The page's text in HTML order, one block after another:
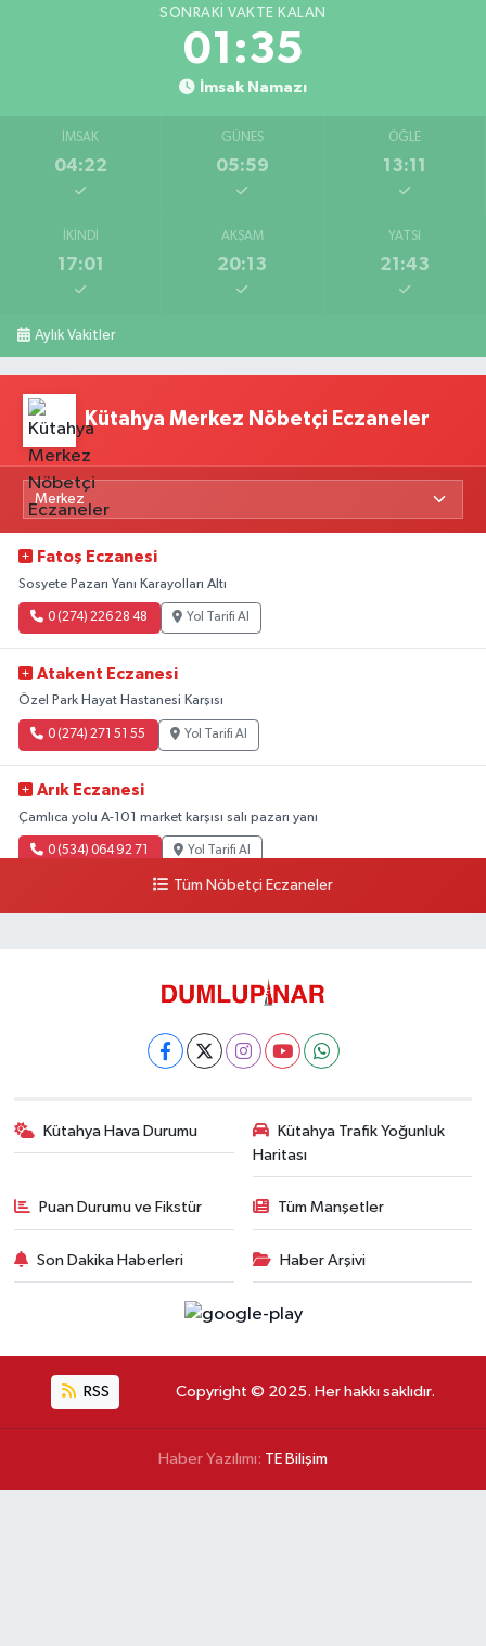
SONRAKI VAKTE KALAN
01:35
İmsak Namazı
İMSAK
04:22
GÜNEŞ
05:59
ÖĞLE
13:11
İKINDI
17:01
AKŞAM
20:13
YATSI
21:43
Aylık Vakitler
Kütahya Merkez Nöbetçi Eczaneler
Fatoş Eczanesi
Sosyete Pazarı Yanı Karayolları Altı
0 (274) 226 28 48 Yol Tarifi Al
Atakent Eczanesi
Özel Park Hayat Hastanesi Karşısı
0 (274) 271 51 55 Yol Tarifi Al
Arık Eczanesi
Çamlıca yolu A-101 market karşısı salı pazarı yanı
0 (534) 064 92 71 Yol Tarifi Al
Tüm Nöbetçi Eczaneler
Kütahya Hava Durumu
Kütahya Trafik Yoğunluk
Haritası
Puan Durumu ve Fikstür Tüm Manşetler
Son Dakika Haberleri Haber Arşivi
RSS Copyright © 2025. Her hakkı saklıdır.
Haber Yazılımı: TE Bilişim